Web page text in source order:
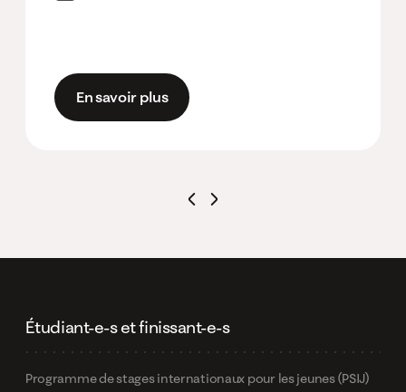
En savoir plus
Étudiant-e-s et finissant-e-s
Programme de stages internationaux pour les jeunes (PSIJ)